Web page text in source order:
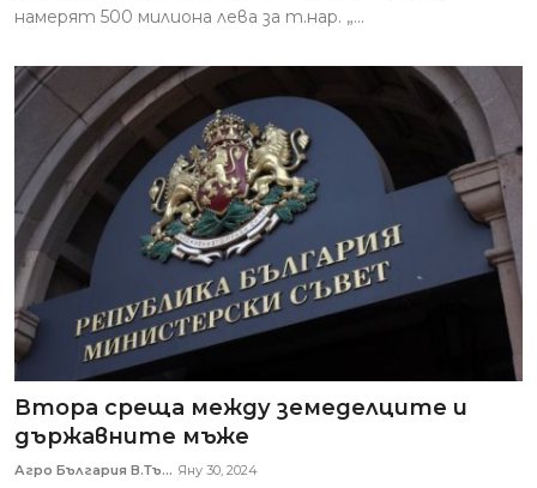
намерят 500 милиона лева за т.нар. „...
Втора среща между земеделците и
държавните мъже
Агро България В.Тъ... Яну 30, 2024